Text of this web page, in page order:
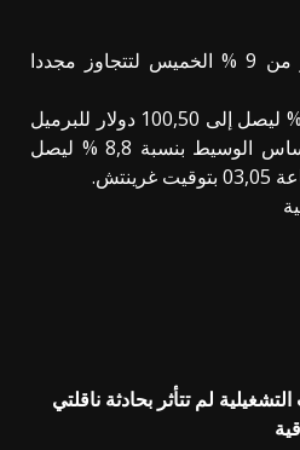
ارتفعت أسعار النفط بأكثر من 9 % الخميس لتتجاوز مجددا
وقفز خام برنت بنسبة 9,3 % ليصل إلى 100,50 دولار للبرميل
، بينما ارتفع خام غرب تكساس الوسيط بنسبة 8,8 % ليصل
لم تتأثر بحادثة ناقلتي